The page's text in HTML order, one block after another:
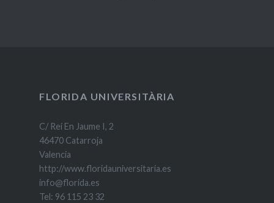
FLORIDA UNIVERSITÀRIA
C/ Rei En Jaume I, 2
46470 Catarroja
Valencia
http://www.floridauniversitaria.es
info@florida.es
Tel: 96 115 23 32